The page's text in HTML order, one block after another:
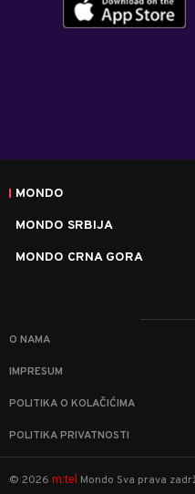
MONDO
MONDO SRBIJA
MONDO CRNA GORA
O NAMA
IMPRESUM
POLITIKA O KOLAČIĆIMA
POLITIKA PRIVATNOSTI
© 2026 m:tel Mondo Sva prava